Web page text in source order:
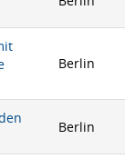
Berlin
Berlin